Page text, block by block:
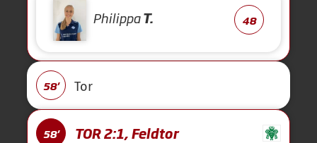
PhilippaT. 48
58' Tor
58' TOR 2:1, Feldtor